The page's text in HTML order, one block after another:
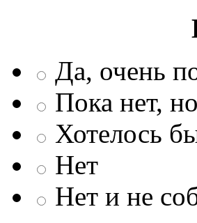
Да, очень
Пока нет,
Хотелось
Нет
Нет и не